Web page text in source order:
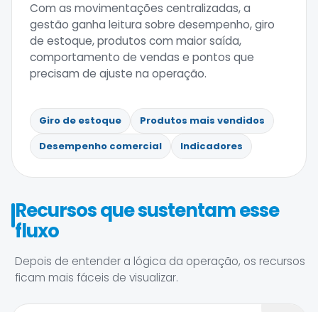
Com as movimentações centralizadas, a
gestão ganha leitura sobre desempenho, giro
de estoque, produtos com maior saída,
comportamento de vendas e pontos que
precisam de ajuste na operação.
Giro de estoque
Produtos mais vendidos
Desempenho comercial
Indicadores
Recursos que sustentam esse
fluxo
Depois de entender a lógica da operação, os recursos
ficam mais fáceis de visualizar.